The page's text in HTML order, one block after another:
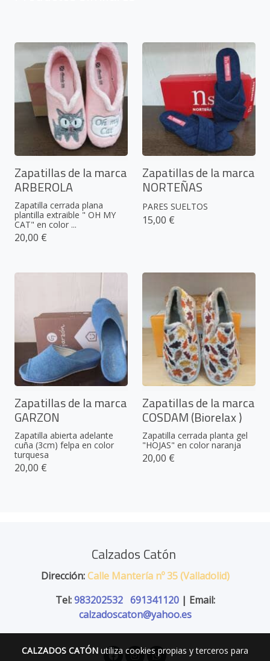
Zapatillas de la marca
ARBEROLA
Zapatilla cerrada plana
plantilla extraible " OH MY
CAT" en color ...
20,00 €
Zapatillas de la marca
NORTEÑAS
PARES SUELTOS
15,00 €
Zapatillas de la marca
GARZON
Zapatilla abierta adelante
cuña (3cm) felpa en color
turquesa
20,00 €
Zapatillas de la marca
COSDAM (Biorelax )
Zapatilla cerrada planta gel
"HOJAS" en color naranja
20,00 €
Calzados Catón
Dirección:Calle Mantería nº 35 (Valladolid)
Tel:983202532 691341120| Email:
calzadoscaton@yahoo.es
CALZADOS CATÓN utiliza cookies propias y terceros para